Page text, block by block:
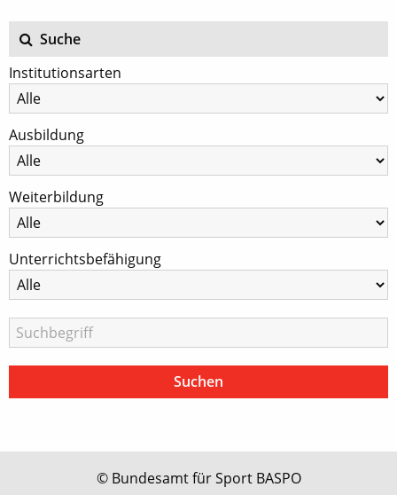
Suche
Institutionsarten
Ausbildung
Weiterbildung
Unterrichtsbefähigung
© Bundesamt für Sport BASPO